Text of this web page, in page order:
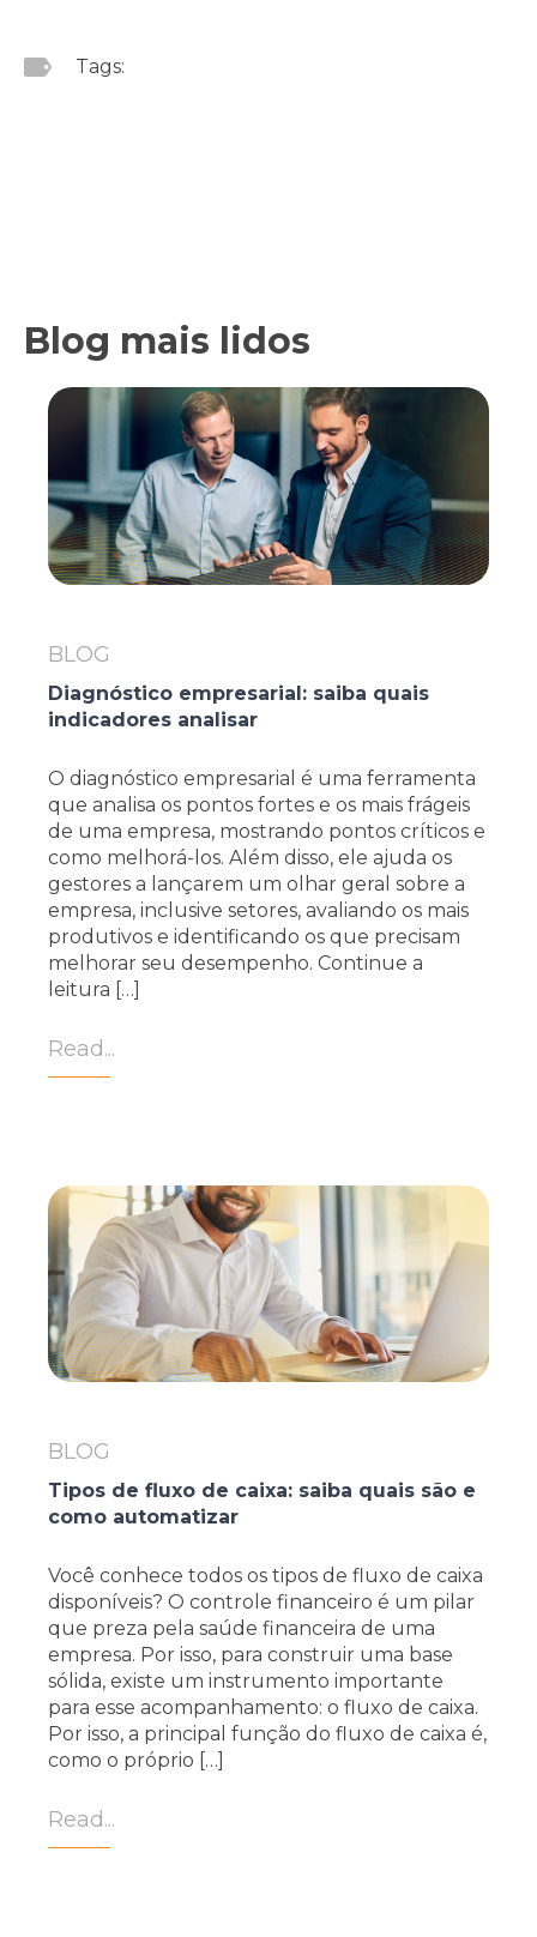
Tags:
Blog mais lidos
BLOG
Diagnóstico empresarial: saiba quais
indicadores analisar
O diagnóstico empresarial é uma ferramenta
que analisa os pontos fortes e os mais frágeis
de uma empresa, mostrando pontos críticos e
como melhorá-los. Além disso, ele ajuda os
gestores a lançarem um olhar geral sobre a
empresa, inclusive setores, avaliando os mais
produtivos e identificando os que precisam
melhorar seu desempenho. Continue a
leitura […]
Read...
BLOG
Tipos de fluxo de caixa: saiba quais são e
como automatizar
Você conhece todos os tipos de fluxo de caixa
disponíveis? O controle financeiro é um pilar
que preza pela saúde financeira de uma
empresa. Por isso, para construir uma base
sólida, existe um instrumento importante
para esse acompanhamento: o fluxo de caixa.
Por isso, a principal função do fluxo de caixa é,
como o próprio […]
Read...